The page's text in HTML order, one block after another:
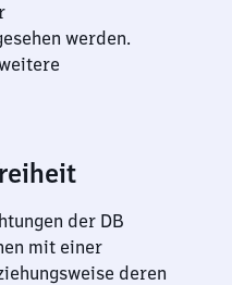
werden.
der DB
mit einer
deren